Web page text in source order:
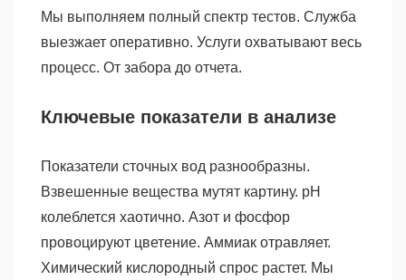
Мы выполняем полный спектр тестов. Служба
выезжает оперативно. Услуги охватывают весь
процесс. От забора до отчета.
Ключевые показатели в анализе
Показатели сточных вод разнообразны.
Взвешенные вещества мутят картину. pH
колеблется хаотично. Азот и фосфор
провоцируют цветение. Аммиак отравляет.
Химический кислородный спрос растет. Мы